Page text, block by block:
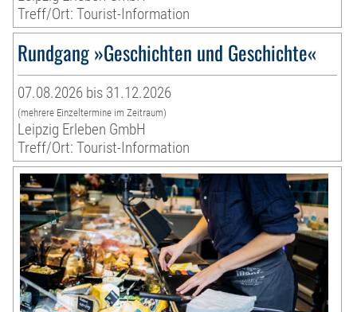
Treff/Ort: Tourist-Information
Rundgang »Geschichten und Geschichte«
07.08.2026 bis 31.12.2026
(mehrere Einzeltermine im Zeitraum)
Leipzig Erleben GmbH
Treff/Ort: Tourist-Information